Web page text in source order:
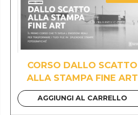
CORSO DALLO SCATTO
ALLA STAMPA FINE ART
AGGIUNGI AL CARRELLO